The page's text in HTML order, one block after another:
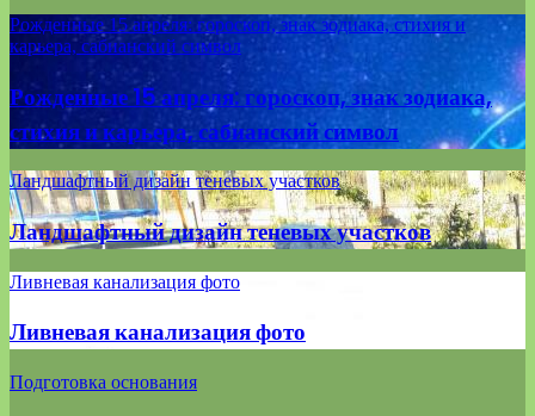
Рожденные 15 апреля: гороскоп, знак зодиака, стихия и
карьера, сабианский символ
Рожденные 15 апреля: гороскоп, знак зодиака,
стихия и карьера, сабианский символ
Ландшафтный дизайн теневых участков
Ландшафтный дизайн теневых участков
Ливневая канализация фото
Ливневая канализация фото
Подготовка основания